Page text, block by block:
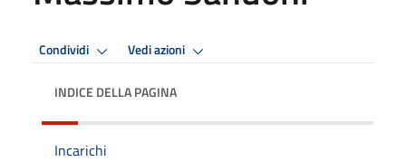
Condividi Vedi azioni
INDICE DELLA PAGINA
Incarichi